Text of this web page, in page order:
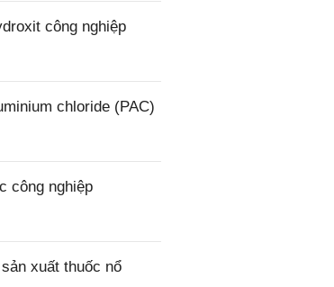
công nghiệp
chloride (PAC)
công nghiệp
xuất thuốc nổ